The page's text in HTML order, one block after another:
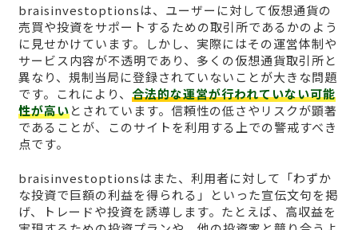
braisinvestoptionsは、ユーザーに対して仮想通貨の
売買や投資をサポートするための取引所であるかのよう
に見せかけています。しかし、実際にはその運営体制や
サービス内容が不透明であり、多くの仮想通貨取引所と
異なり、規制当局に登録されていないことが大きな問題
です。これにより、 合法的な運営が行われていない可能
性が高いとされています。信頼性の低さやリスクが顕著
であることが、このサイトを利用する上での警戒すべき
点です。
braisinvestoptionsはまた、利用者に対して「わずか
な投資で巨額の利益を得られる」といった宣伝文句を掲
げ、トレードや投資を誘導します。たとえば、高収益を